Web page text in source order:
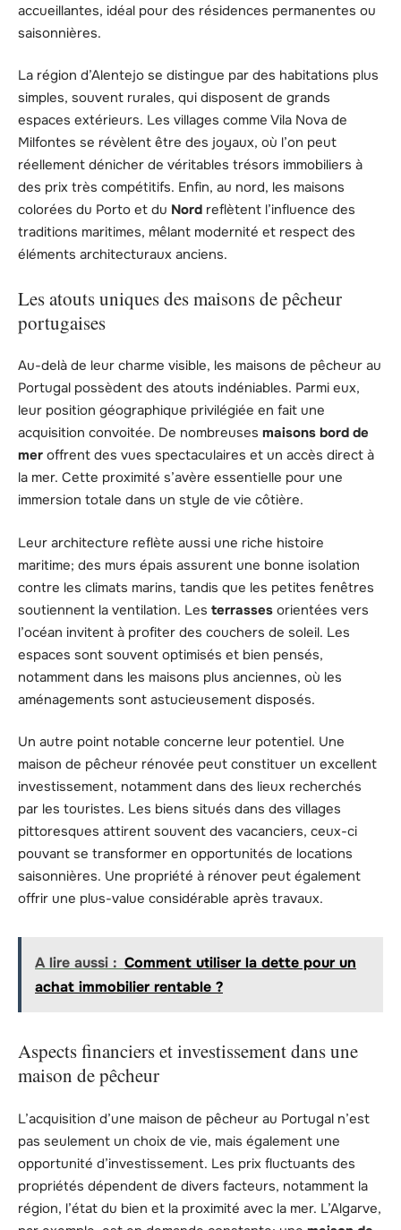
accueillantes, idéal pour des résidences permanentes ou
saisonnières.
La région d’Alentejo se distingue par des habitations plus
simples, souvent rurales, qui disposent de grands
espaces extérieurs. Les villages comme Vila Nova de
Milfontes se révèlent être des joyaux, où l’on peut
réellement dénicher de véritables trésors immobiliers à
des prix très compétitifs. Enfin, au nord, les maisons
colorées du Porto et du Nord reflètent l’influence des
traditions maritimes, mêlant modernité et respect des
éléments architecturaux anciens.
Les atouts uniques des maisons de pêcheur
portugaises
Au-delà de leur charme visible, les maisons de pêcheur au
Portugal possèdent des atouts indéniables. Parmi eux,
leur position géographique privilégiée en fait une
acquisition convoitée. De nombreuses maisons bord de
mer offrent des vues spectaculaires et un accès direct à
la mer. Cette proximité s’avère essentielle pour une
immersion totale dans un style de vie côtière.
Leur architecture reflète aussi une riche histoire
maritime; des murs épais assurent une bonne isolation
contre les climats marins, tandis que les petites fenêtres
soutiennent la ventilation. Les terrasses orientées vers
l’océan invitent à profiter des couchers de soleil. Les
espaces sont souvent optimisés et bien pensés,
notamment dans les maisons plus anciennes, où les
aménagements sont astucieusement disposés.
Un autre point notable concerne leur potentiel. Une
maison de pêcheur rénovée peut constituer un excellent
investissement, notamment dans des lieux recherchés
par les touristes. Les biens situés dans des villages
pittoresques attirent souvent des vacanciers, ceux-ci
pouvant se transformer en opportunités de locations
saisonnières. Une propriété à rénover peut également
offrir une plus-value considérable après travaux.
A lire aussi : Comment utiliser la dette pour un
achat immobilier rentable ?
Aspects financiers et investissement dans une
maison de pêcheur
L’acquisition d’une maison de pêcheur au Portugal n’est
pas seulement un choix de vie, mais également une
opportunité d’investissement. Les prix fluctuants des
propriétés dépendent de divers facteurs, notamment la
région, l’état du bien et la proximité avec la mer. L’Algarve,